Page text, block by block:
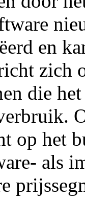
en
zich
die
op het
als